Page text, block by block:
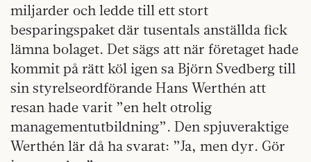
miljarder och ledde till ett stort
besparingspaket där tusentals anställda fick
lämna bolaget. Det sägs att när företaget hade
kommit på rätt köl igen sa Björn Svedberg till
sin styrelseordförande Hans Werthén att
resan hade varit ”en helt otrolig
managementutbildning”. Den spjuveraktige
Werthén lär då ha svarat: ”Ja, men dyr. Gör